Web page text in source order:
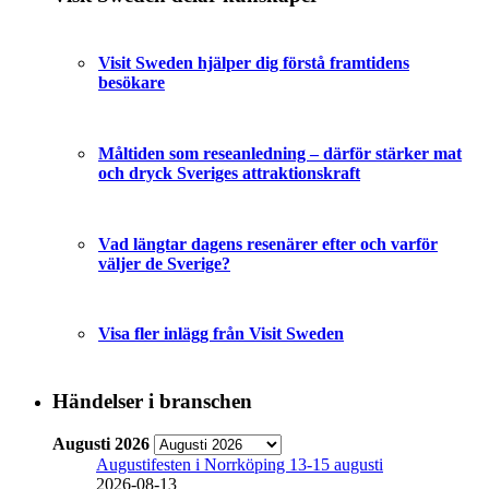
Visit Sweden hjälper dig förstå framtidens
besökare
Måltiden som reseanledning – därför stärker mat
och dryck Sveriges attraktionskraft
Vad längtar dagens resenärer efter och varför
väljer de Sverige?
Visa fler inlägg från Visit Sweden
Händelser i branschen
Augusti 2026
Augustifesten i Norrköping 13-15 augusti
2026-08-13